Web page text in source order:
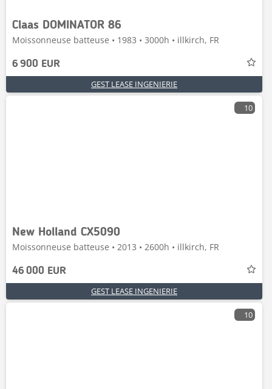
Claas DOMINATOR 86
Moissonneuse batteuse • 1983 • 3000h • illkirch, FR
6 900 EUR
GEST LEASE INGENIERIE
10
New Holland CX5090
Moissonneuse batteuse • 2013 • 2600h • illkirch, FR
46 000 EUR
GEST LEASE INGENIERIE
10